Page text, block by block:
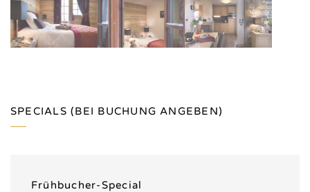
SPECIALS (BEI BUCHUNG ANGEBEN)
Frühbucher-Special